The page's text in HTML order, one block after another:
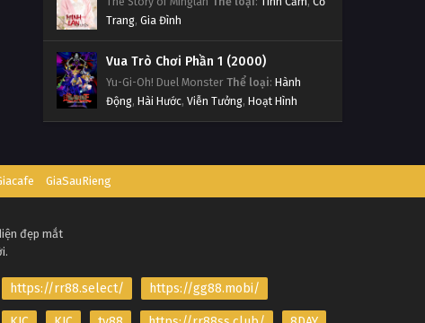
Trang, Gia Đình
Vua Trò Chơi Phần 1 (2000)
Yu-Gi-Oh! Duel Monster Thể loại: Hành
Động, Hài Hước, Viễn Tưởng, Hoạt Hình
GiaSauRieng
đẹp mắt
https://rr88.select/ https://gg88.mobi/